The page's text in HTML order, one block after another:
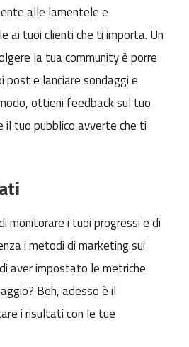
alle lamentele e
ai tuoi clienti che ti importa. Un
la tua community è porre
post e lanciare sondaggi e
ottieni feedback sul tuo
tuo pubblico avverte che ti
monitorare i tuoi progressi e di
i metodi di marketing sui
aver impostato le metriche
Beh, adesso è il
i risultati con le tue